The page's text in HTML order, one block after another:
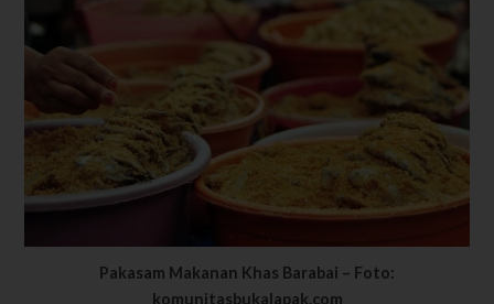
Pakasam Makanan Khas Barabai – Foto:
komunitasbukalapak.com